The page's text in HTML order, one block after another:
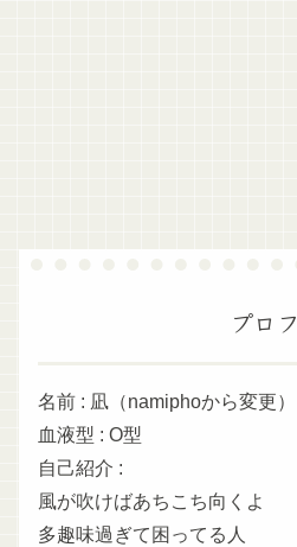
プロフ
名前 : 凪（namiphoから変更）
血液型 : O型
自己紹介 :
風が吹けばあちこち向くよ
多趣味過ぎて困ってる人